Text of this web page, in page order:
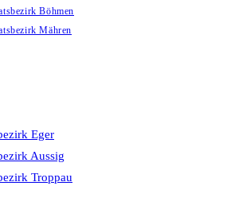
Böhmen
Mähren
Eger
Aussig
Troppau